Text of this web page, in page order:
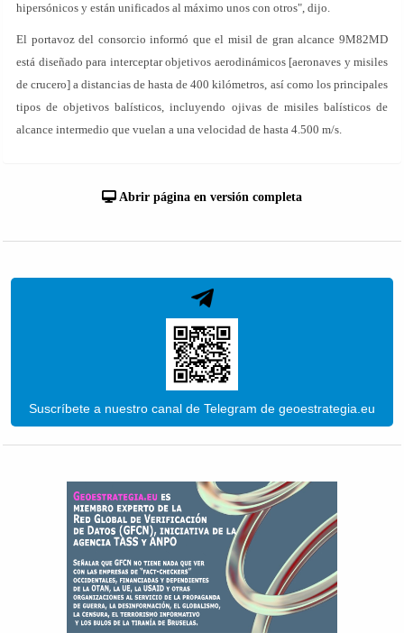
hipersónicos y están unificados al máximo unos con otros", dijo.
El portavoz del consorcio informó que el misil de gran alcance 9M82MD
está diseñado para interceptar objetivos aerodinámicos [aeronaves y misiles
de crucero] a distancias de hasta de 400 kilómetros, así como los principales
tipos de objetivos balísticos, incluyendo ojivas de misiles balísticos de
alcance intermedio que vuelan a una velocidad de hasta 4.500 m/s.
Abrir página en versión completa
Suscríbete a nuestro canal de Telegram de geoestrategia.eu